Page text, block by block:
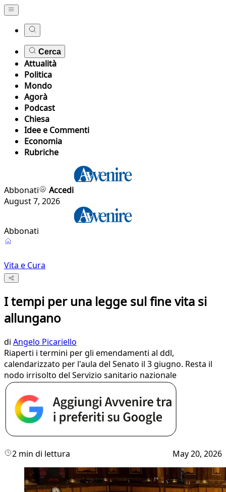
Cerca
Attualità
Politica
Mondo
Agorà
Podcast
Chiesa
Idee e Commenti
Economia
Rubriche
Abbonati
Accedi
August 7, 2026
Abbonati
Vita e Cura
I tempi per una legge sul fine vita si
allungano
di Angelo Picariello
Riaperti i termini per gli emendamenti al ddl,
calendarizzato per l'aula del Senato il 3 giugno. Resta il
nodo irrisolto del Servizio sanitario nazionale
2 min di lettura May 20, 2026